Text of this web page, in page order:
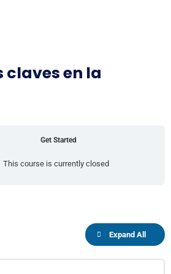
claves en la
Get Started
This course is currently closed
Expand All